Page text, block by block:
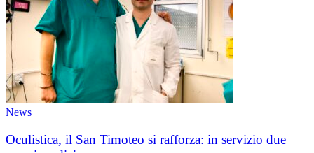
News
Oculistica, il San Timoteo si rafforza: in servizio due